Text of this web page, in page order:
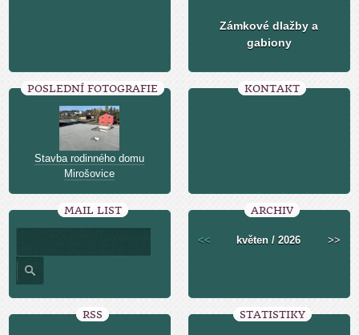
Zámkové dlažby a
gabiony
POSLEDNÍ FOTOGRAFIE
Stavba rodinného domu
Mirošovice
KONTAKT
MAIL LIST ARCHIV
<< květen / 2026 >>
RSS STATISTIKY